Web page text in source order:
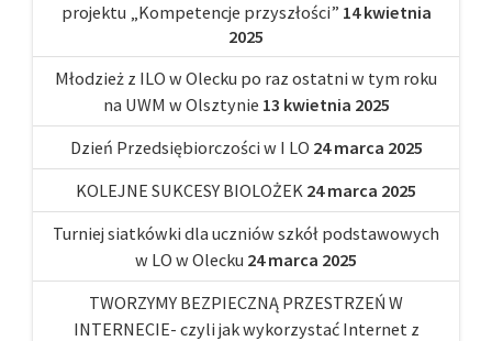
projektu „Kompetencje przyszłości” 14 kwietnia
2025
Młodzież z ILO w Olecku po raz ostatni w tym roku
na UWM w Olsztynie 13 kwietnia 2025
Dzień Przedsiębiorczości w I LO 24 marca 2025
KOLEJNE SUKCESY BIOLOŻEK 24 marca 2025
Turniej siatkówki dla uczniów szkół podstawowych
w LO w Olecku 24 marca 2025
TWORZYMY BEZPIECZNĄ PRZESTRZEŃ W
INTERNECIE- czyli jak wykorzystać Internet z